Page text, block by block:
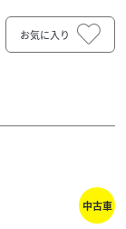
お気に入り
中古車